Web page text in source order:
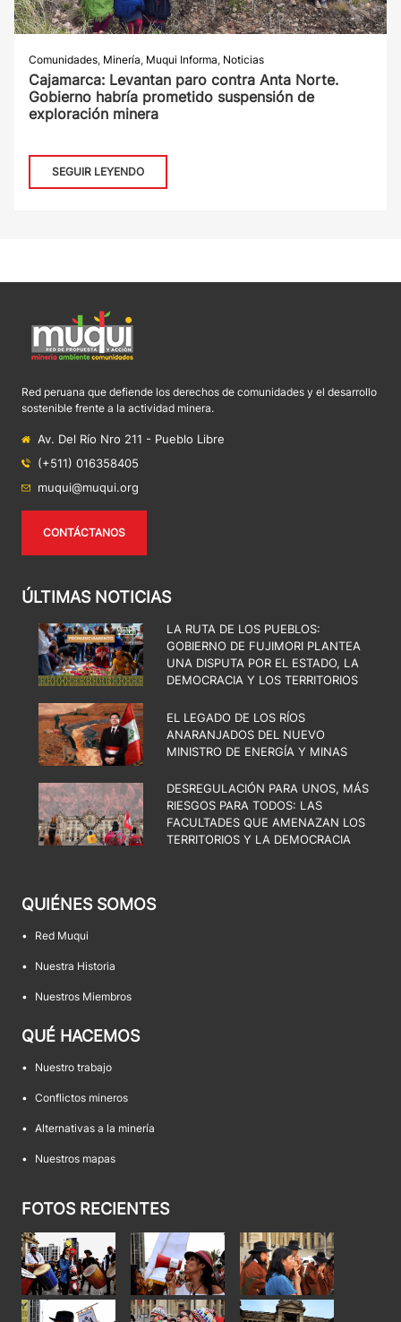
Comunidades, Minería, Muqui Informa, Noticias
Cajamarca: Levantan paro contra Anta Norte.
Gobierno habría prometido suspensión de
exploración minera
SEGUIR LEYENDO
Red peruana que defiende los derechos de comunidades y el desarrollo
sostenible frente a la actividad minera.
Av. Del Río Nro 211 - Pueblo Libre
(+511) 016358405
muqui@muqui.org
CONTÁCTANOS
ÚLTIMAS NOTICIAS
LA RUTA DE LOS PUEBLOS:
GOBIERNO DE FUJIMORI PLANTEA
UNA DISPUTA POR EL ESTADO, LA
DEMOCRACIA Y LOS TERRITORIOS
EL LEGADO DE LOS RÍOS
ANARANJADOS DEL NUEVO
MINISTRO DE ENERGÍA Y MINAS
DESREGULACIÓN PARA UNOS, MÁS
RIESGOS PARA TODOS: LAS
FACULTADES QUE AMENAZAN LOS
TERRITORIOS Y LA DEMOCRACIA
QUIÉNES SOMOS
• Red Muqui
• Nuestra Historia
• Nuestros Miembros
QUÉ HACEMOS
• Nuestro trabajo
• Conflictos mineros
• Alternativas a la minería
• Nuestros mapas
FOTOS RECIENTES